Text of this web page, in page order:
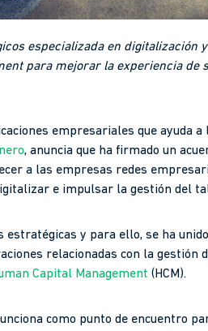
especializada en digitalización
para mejorar la experiencia
empresariales que ayuda
, anuncia que ha firmado un
a las empresas redes
e impulsar la gestión del
estratégicas y para ello, se ha
relacionadas con la
Capital Management (HCM).
como punto de encuentro